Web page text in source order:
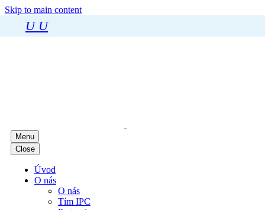
Skip to main content
U U
Menu
Close
Úvod
O nás
O nás
Tím IPC